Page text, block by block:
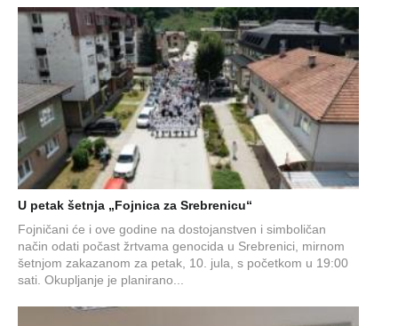
U petak šetnja „Fojnica za Srebrenicu“
Fojničani će i ove godine na dostojanstven i simboličan
način odati počast žrtvama genocida u Srebrenici, mirnom
šetnjom zakazanom za petak, 10. jula, s početkom u 19:00
sati. Okupljanje je planirano...